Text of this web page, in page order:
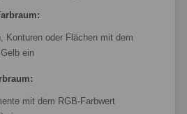
Konturen oder Flächen mit dem
ein
mit dem RGB-Farbwert